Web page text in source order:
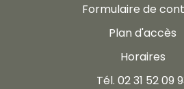
Formulaire de
Plan d'accès
Horaires
Tél. 02 31 52 09